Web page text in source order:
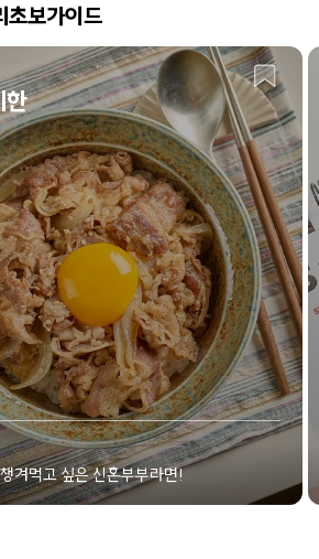
초보가이드
한
겨먹고 싶은 신혼부부라면!